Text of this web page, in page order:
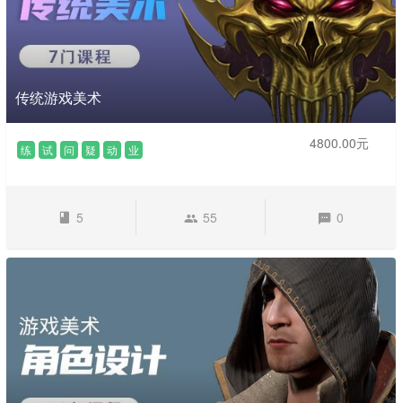
传统游戏美术
练 试 问 疑 动 业 4800.00元
5 55 0